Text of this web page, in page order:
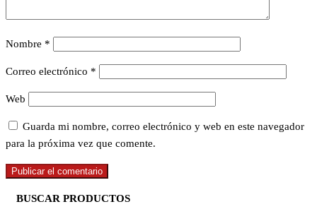
Nombre *
Correo electrónico *
Web
Guarda mi nombre, correo electrónico y web en este navegador
para la próxima vez que comente.
BUSCAR PRODUCTOS